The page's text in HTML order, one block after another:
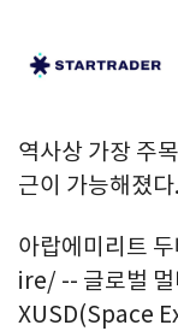
역사상 가장 주
근이 가능해졌다.
아랍에미리트 두
ire/ -- 글로벌 멀
XUSD(Space